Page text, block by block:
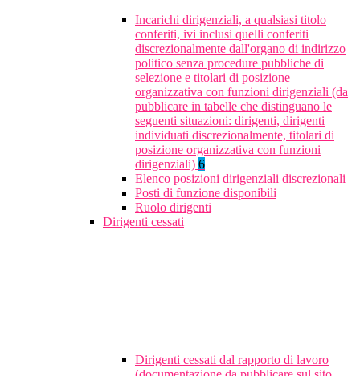
Incarichi dirigenziali, a qualsiasi titolo
conferiti, ivi inclusi quelli conferiti
discrezionalmente dall'organo di indirizzo
politico senza procedure pubbliche di
selezione e titolari di posizione
organizzativa con funzioni dirigenziali (da
pubblicare in tabelle che distinguano le
seguenti situazioni: dirigenti, dirigenti
individuati discrezionalmente, titolari di
posizione organizzativa con funzioni
dirigenziali) 6
Elenco posizioni dirigenziali discrezionali
Posti di funzione disponibili
Ruolo dirigenti
Dirigenti cessati
Dirigenti cessati dal rapporto di lavoro